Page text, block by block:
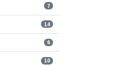
7
14
6
10